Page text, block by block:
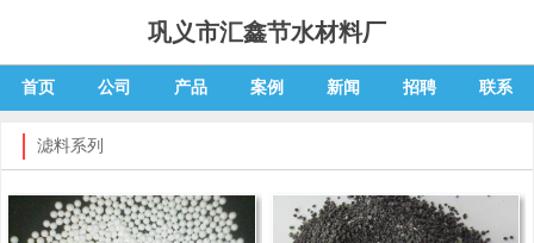
巩义市汇鑫节水材料厂
首页 公司 产品 案例 新闻 招聘 联系
滤料系列